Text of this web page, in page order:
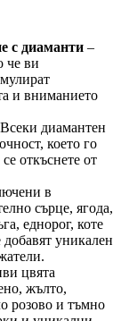
с диаманти –
че ви
и вниманието
диамантен
което го
откъснете от
в
сърце, ягода,
еднорог, коте
уникален
цвята
жълто,
розово и тъмно